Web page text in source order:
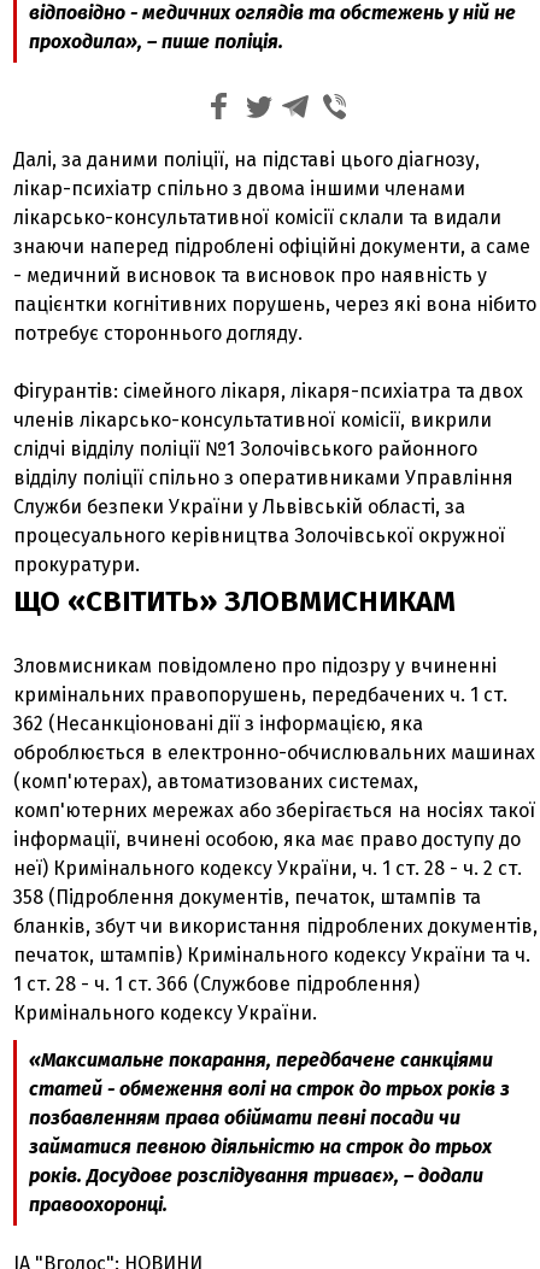
відповідно - медичних оглядів та обстежень у ній не
проходила», – пише поліція.
Далі, за даними поліції, на підставі цього діагнозу,
лікар-психіатр спільно з двома іншими членами
лікарсько-консультативної комісії склали та видали
знаючи наперед підроблені офіційні документи, а саме
- медичний висновок та висновок про наявність у
пацієнтки когнітивних порушень, через які вона нібито
потребує стороннього догляду.
Фігурантів: сімейного лікаря, лікаря-психіатра та двох
членів лікарсько-консультативної комісії, викрили
слідчі відділу поліції №1 Золочівського районного
відділу поліції спільно з оперативниками Управління
Служби безпеки України у Львівській області, за
процесуального керівництва Золочівської окружної
прокуратури.
ЩО «СВІТИТЬ» ЗЛОВМИСНИКАМ
Зловмисникам повідомлено про підозру у вчиненні
кримінальних правопорушень, передбачених ч. 1 ст.
362 (Несанкціоновані дії з інформацією, яка
оброблюється в електронно-обчислювальних машинах
(комп'ютерах), автоматизованих системах,
комп'ютерних мережах або зберігається на носіях такої
інформації, вчинені особою, яка має право доступу до
неї) Кримінального кодексу України, ч. 1 ст. 28 - ч. 2 ст.
358 (Підроблення документів, печаток, штампів та
бланків, збут чи використання підроблених документів,
печаток, штампів) Кримінального кодексу України та ч.
1 ст. 28 - ч. 1 ст. 366 (Службове підроблення)
Кримінального кодексу України.
«Максимальне покарання, передбачене санкціями
статей - обмеження волі на строк до трьох років з
позбавленням права обіймати певні посади чи
займатися певною діяльністю на строк до трьох
років. Досудове розслідування триває», – додали
правоохоронці.
ІА "Вголос": НОВИНИ